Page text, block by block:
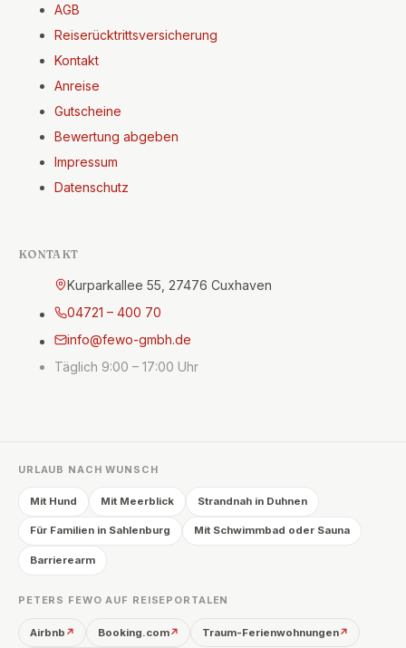
AGB
Reiserücktrittsversicherung
Kontakt
Anreise
Gutscheine
Bewertung abgeben
Impressum
Datenschutz
KONTAKT
Kurparkallee 55, 27476 Cuxhaven
04721 – 400 70
info@fewo-gmbh.de
Täglich 9:00 – 17:00 Uhr
URLAUB NACH WUNSCH
Mit Hund Mit Meerblick Strandnah in Duhnen
Für Familien in Sahlenburg Mit Schwimmbad oder Sauna
Barrierearm
PETERS FEWO AUF REISEPORTALEN
Airbnb ↗ Booking.com↗ Traum-Ferienwohnungen↗